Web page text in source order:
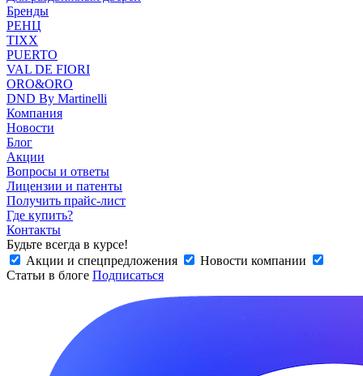
Бренды
РЕНЦ
TIXX
PUERTO
VAL DE FIORI
ORO&ORO
DND By Martinelli
Компания
Новости
Блог
Акции
Вопросы и ответы
Лицензии и патенты
Получить прайс-лист
Где купить?
Контакты
Будьте всегда в курсе!
Акции и спецпредложения
Новости компании
Статьи в блоге Подписаться